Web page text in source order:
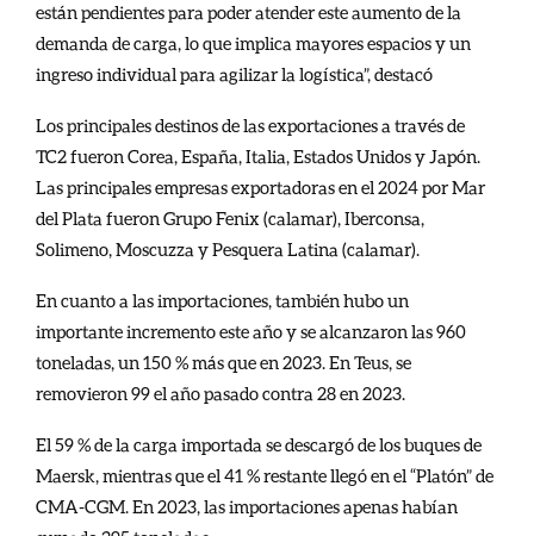
están pendientes para poder atender este aumento de la
demanda de carga, lo que implica mayores espacios y un
ingreso individual para agilizar la logística”, destacó
Los principales destinos de las exportaciones a través de
TC2 fueron Corea, España, Italia, Estados Unidos y Japón.
Las principales empresas exportadoras en el 2024 por Mar
del Plata fueron Grupo Fenix (calamar), Iberconsa,
Solimeno, Moscuzza y Pesquera Latina (calamar).
En cuanto a las importaciones, también hubo un
importante incremento este año y se alcanzaron las 960
toneladas, un 150 % más que en 2023. En Teus, se
removieron 99 el año pasado contra 28 en 2023.
El 59 % de la carga importada se descargó de los buques de
Maersk, mientras que el 41 % restante llegó en el “Platón” de
CMA-CGM. En 2023, las importaciones apenas habían